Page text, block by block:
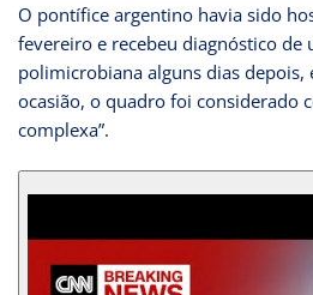
O pontífice argentino havia sido
fevereiro e recebeu diagnóstico de
polimicrobiana alguns dias depois,
ocasião, o quadro foi considerado
complexa”.